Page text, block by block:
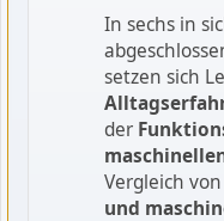
In sechs in
setzen sich
der
Vergleich von
und